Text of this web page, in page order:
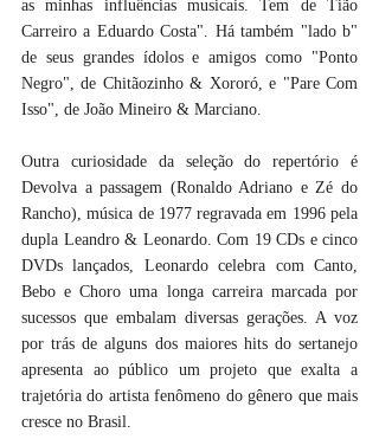
as minhas influências musicais. Tem de Tião
Carreiro a Eduardo Costa". Há também "lado b"
de seus grandes ídolos e amigos como "Ponto
Negro", de Chitãozinho & Xororó, e "Pare Com
Isso", de João Mineiro & Marciano.
Outra curiosidade da seleção do repertório é
Devolva a passagem (Ronaldo Adriano e Zé do
Rancho), música de 1977 regravada em 1996 pela
dupla Leandro & Leonardo. Com 19 CDs e cinco
DVDs lançados, Leonardo celebra com Canto,
Bebo e Choro uma longa carreira marcada por
sucessos que embalam diversas gerações. A voz
por trás de alguns dos maiores hits do sertanejo
apresenta ao público um projeto que exalta a
trajetória do artista fenômeno do gênero que mais
cresce no Brasil.